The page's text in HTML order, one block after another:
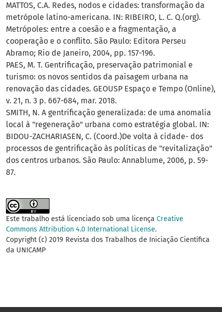
MATTOS, C.A. Redes, nodos e cidades: transformação da
metrópole latino-americana. IN: RIBEIRO, L. C. Q.(org).
Metrópoles: entre a coesão e a fragmentação, a
cooperação e o conflito. São Paulo: Editora Perseu
Abramo; Rio de Janeiro, 2004, pp. 157-196.
PAES, M. T. Gentrificação, preservação patrimonial e
turismo: os novos sentidos da paisagem urbana na
renovação das cidades. GEOUSP Espaço e Tempo (Online),
v. 21, n. 3 p. 667-684, mar. 2018.
SMITH, N. A gentrificação generalizada: de uma anomalia
local à "regeneração" urbana como estratégia global. IN:
BIDOU-ZACHARIASEN, C. (Coord.)De volta à cidade- dos
processos de gentrificação às políticas de "revitalização"
dos centros urbanos. São Paulo: Annablume, 2006, p. 59-
87.
Este trabalho está licenciado sob uma licença Creative
Commons Attribution 4.0 International License.
Copyright (c) 2019 Revista dos Trabalhos de Iniciação Científica
da UNICAMP